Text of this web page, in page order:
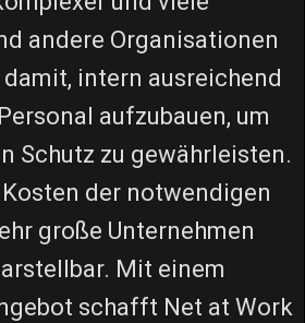
andere Organisationen
intern ausreichend
aufzubauen, um
Schutz zu gewährleisten.
der notwendigen
große Unternehmen
Mit einem
schafft Net at Work